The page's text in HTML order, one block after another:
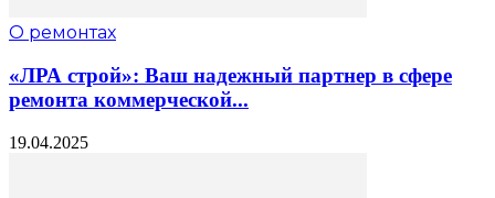
О ремонтах
«ЛРА строй»: Ваш надежный партнер в сфере
ремонта коммерческой...
19.04.2025